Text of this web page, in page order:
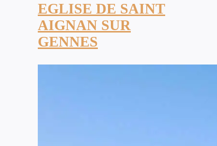
EGLISE DE SAINT
AIGNAN SUR
GENNES